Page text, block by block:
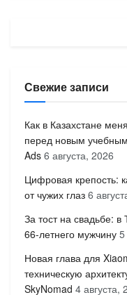
Свежие записи
Как в Казахстане
перед новым
Ads 6 августа, 2026
Цифровая крепость:
от чужих глаз 6
За тост на свадьбе: в
66-летнего мужчину 5
Новая глава для
техническую
SkyNomad 4 августа,